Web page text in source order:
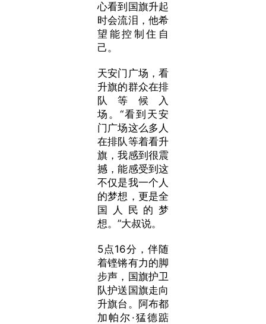
心看到国旗升起
时会流泪，他希
望能控制住自
己。
天安门广场，看
升旗的群众在排
队等候入
场。“看到天安
门广场这么多人
在排队等着看升
旗，我感到很震
撼，能感受到这
不仅是我一个人
的梦想，更是全
国人民的梦
想。”大叔说。
5点16分，伴随
着铿锵有力的脚
步声，国旗护卫
队护送国旗走向
升旗台。阿布都
加帕尔·猛德踮